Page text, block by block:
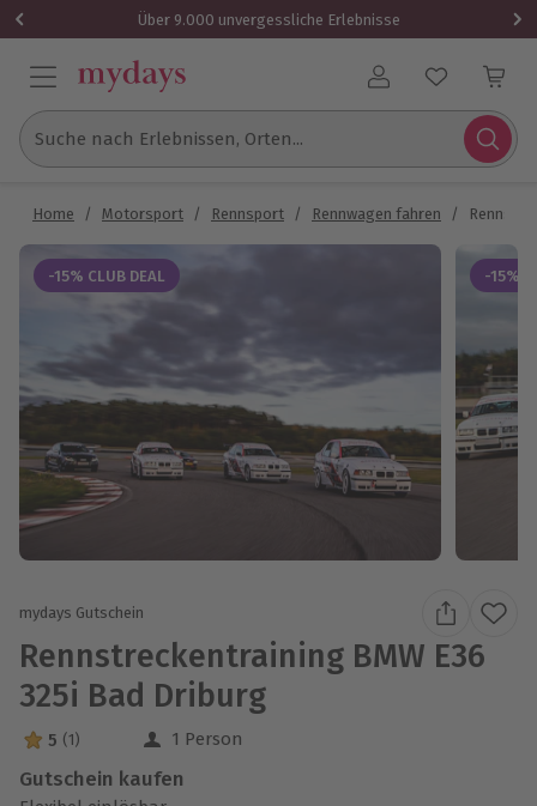
Über 9.000 unvergessliche Erlebnisse
Benutzerkonto
Suche nach Erlebnissen, Orten...
Home / Motorsport / Rennsport / Rennwagen fahren /
-15% CLUB DEAL -15%
mydays Gutschein
Rennstreckentraining BMW E36
325i Bad Driburg
5 Sterne von 5 aus 1 Bewertungen
5 (1) 1 Person
Gutschein kaufen